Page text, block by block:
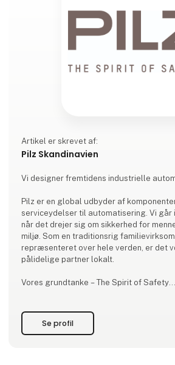
Artikel er skrevet af:
Pilz Skandinavien
Vi designer fremtidens industrielle
Pilz er en global udbyder af
serviceydelser til automatisering. Vi går
når det drejer sig om sikkerhed for
miljø. Som en traditionsrig
repræsenteret over hele verden, er det
pålidelige partner lokalt.
Vores grundtanke – The Spirit of Safety
ses i hvert eneste produkt og hver
som tager hensyn til både
Se profil